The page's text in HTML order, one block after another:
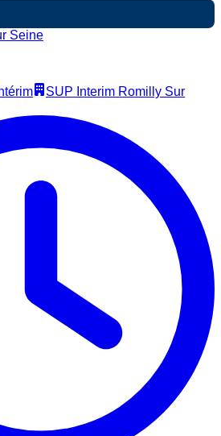
Seine
SUP Interim Romilly Sur